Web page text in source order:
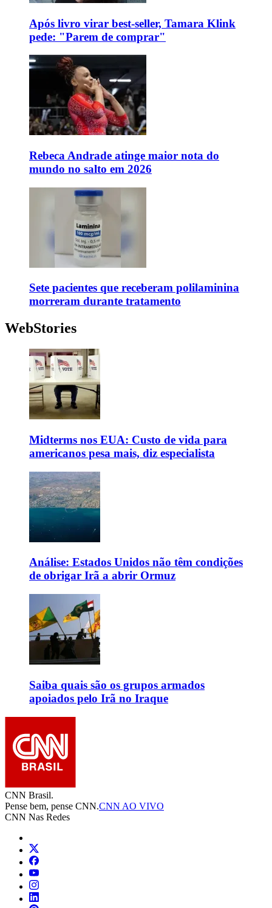
Após livro virar best-seller, Tamara Klink
pede: "Parem de comprar"
Rebeca Andrade atinge maior nota do
mundo no salto em 2026
Sete pacientes que receberam polilaminina
morreram durante tratamento
WebStories
Midterms nos EUA: Custo de vida para
americanos pesa mais, diz especialista
Análise: Estados Unidos não têm condições
de obrigar Irã a abrir Ormuz
Saiba quais são os grupos armados
apoiados pelo Irã no Iraque
CNN Brasil.
Pense bem, pense CNN.CNN AO VIVO
CNN Nas Redes